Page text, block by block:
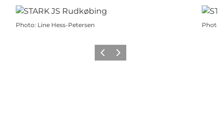
Photo: Line Hess-Petersen Photo
Previous
Next